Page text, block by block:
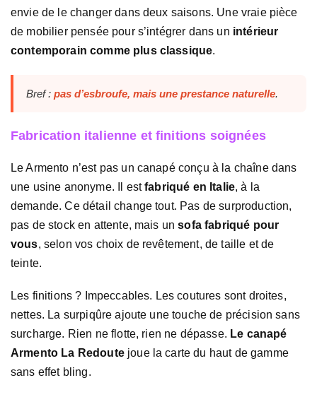
envie de le changer dans deux saisons. Une vraie pièce
de mobilier pensée pour s’intégrer dans un intérieur
contemporain comme plus classique.
Bref : pas d’esbroufe, mais une prestance naturelle.
Fabrication italienne et finitions soignées
Le Armento n’est pas un canapé conçu à la chaîne dans
une usine anonyme. Il estfabriqué en Italie, à la
demande. Ce détail change tout. Pas de surproduction,
pas de stock en attente, mais unsofa fabriqué pour
vous, selon vos choix de revêtement, de taille et de
teinte.
Les finitions ? Impeccables. Les coutures sont droites,
nettes. La surpiqûre ajoute une touche de précision sans
surcharge. Rien ne flotte, rien ne dépasse. Le canapé
Armento La Redoutejoue la carte du haut de gamme
sans effet bling.